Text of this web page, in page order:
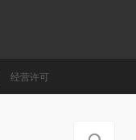
经营许可